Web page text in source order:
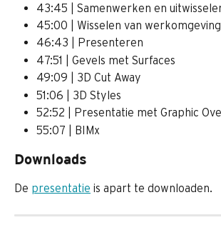
43:45 | Samenwerken en
45:00 | Wisselen van werkomgeving
46:43 | Presenteren
47:51 | Gevels met Surfaces
49:09 | 3D Cut Away
51:06 | 3D Styles
52:52 | Presentatie met Graphic
55:07 | BIMx
Downloads
De presentatie is apart te downloaden.